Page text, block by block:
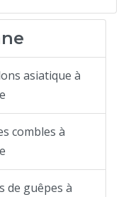
asiatique à
combles à
de guêpes à